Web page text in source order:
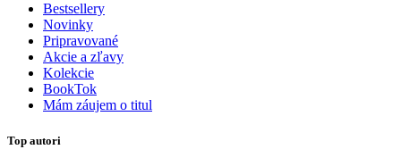
Bestsellery
Novinky
Pripravované
Akcie a zľavy
Kolekcie
BookTok
Mám záujem o titul
Top autori